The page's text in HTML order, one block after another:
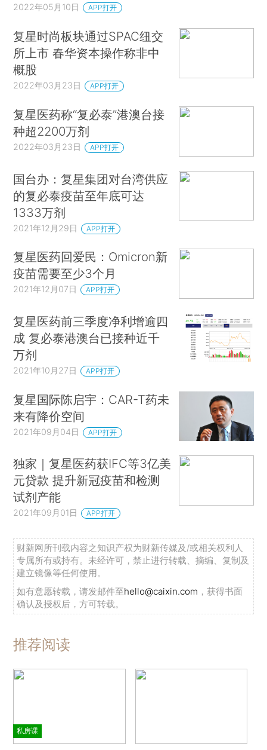
2022年05月10日 APP打开
复星时尚板块通过SPAC纽交
所上市 春华资本操作称非中
概股
2022年03月23日 APP打开
复星医药称“复必泰”港澳台接
种超2200万剂
2022年03月23日 APP打开
国台办：复星集团对台湾供应
的复必泰疫苗至年底可达
1333万剂
2021年12月29日 APP打开
复星医药回爱民：Omicron新
疫苗需要至少3个月
2021年12月07日 APP打开
复星医药前三季度净利增逾四
成 复必泰港澳台已接种近千
万剂
2021年10月27日 APP打开
复星国际陈启宇：CAR-T药未
来有降价空间
2021年09月04日 APP打开
独家｜复星医药获IFC等3亿美
元贷款 提升新冠疫苗和检测
试剂产能
2021年09月01日 APP打开
财新网所刊载内容之知识产权为财新传媒及/或相关权利人
专属所有或持有。未经许可，禁止进行转载、摘编、复制及
建立镜像等任何使用。
如有意愿转载，请发邮件至hello@caixin.com ，获得书面
确认及授权后，方可转载。
推荐阅读
私房课